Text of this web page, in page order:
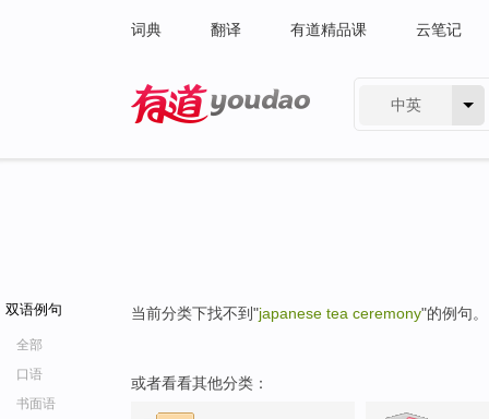
词典 翻译 有道精品课 云笔记
中英
双语例句
全部
口语
书面语
当前分类下找不到"japanese tea ceremony"的例句。
或者看看其他分类：